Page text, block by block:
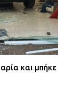
και μπήκε